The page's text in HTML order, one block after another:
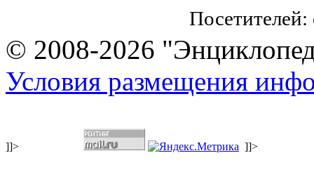
Посетителей:
© 2008-2026
Условия размещения
]]> ]]>